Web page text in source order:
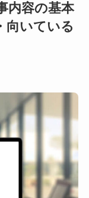
内容の基本
向いている